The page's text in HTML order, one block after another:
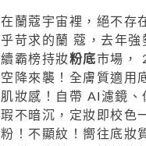
在蘭蔻宇宙裡，絕不存
乎苛求的蘭 蔻，去年強
續霸榜持妝粉底市場，
空降來襲！全膚質適用
肌妝感！自帶 AI濾鏡
瑕不暗沉，定妝即校色
粉！不顯紋！嚮往底妝